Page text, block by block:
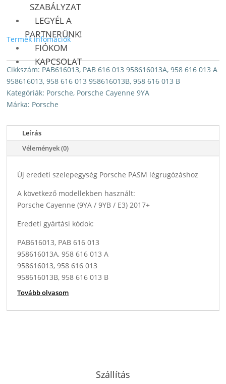
SZABÁLYZAT
LEGYÉL A
PARTNERÜNK!
FIÓKOM
KAPCSOLAT
Termék infomációk
Cikkszám: PAB616013, PAB 616 013 958616013A, 958 616 013 A
958616013, 958 616 013 958616013B, 958 616 013 B
Kategóriák: Porsche, Porsche Cayenne 9YA
Márka: Porsche
Leírás
Vélemények (0)
Új eredeti szelepegység Porsche PASM légrugózáshoz
A következő modellekben használt:
Porsche Cayenne (9YA / 9YB / E3) 2017+
Eredeti gyártási kódok:
PAB616013, PAB 616 013
958616013A, 958 616 013 A
958616013, 958 616 013
958616013B, 958 616 013 B
Tovább olvasom
Szállítás